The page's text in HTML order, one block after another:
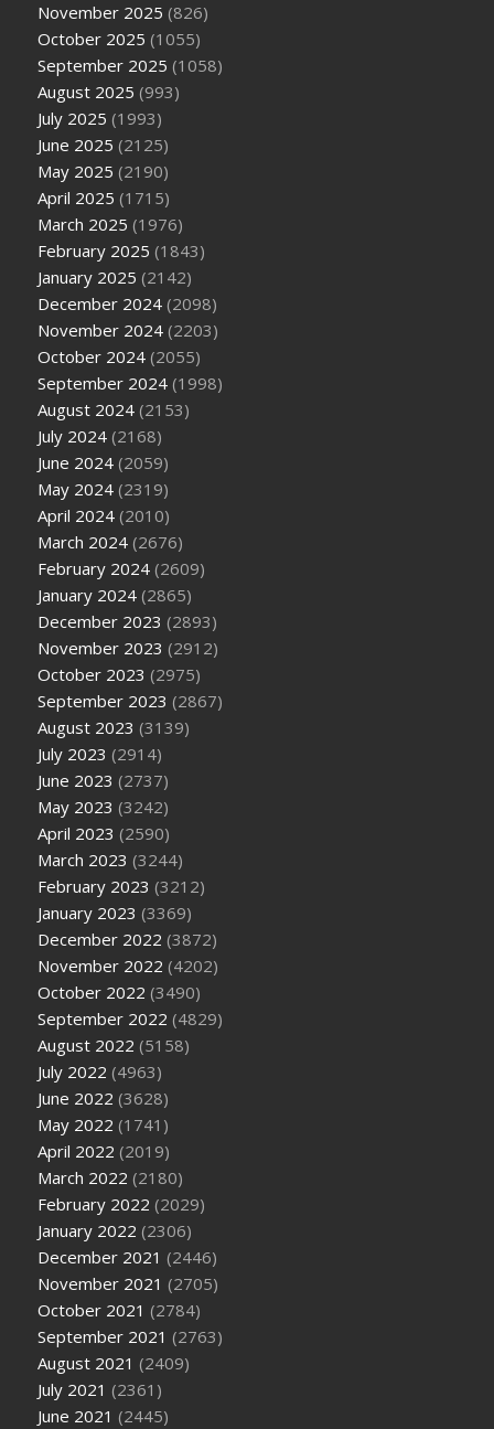
November 2025 (826)
October 2025 (1055)
September 2025 (1058)
August 2025 (993)
July 2025 (1993)
June 2025 (2125)
May 2025 (2190)
April 2025 (1715)
March 2025 (1976)
February 2025 (1843)
January 2025 (2142)
December 2024 (2098)
November 2024 (2203)
October 2024 (2055)
September 2024 (1998)
August 2024 (2153)
July 2024 (2168)
June 2024 (2059)
May 2024 (2319)
April 2024 (2010)
March 2024 (2676)
February 2024 (2609)
January 2024 (2865)
December 2023 (2893)
November 2023 (2912)
October 2023 (2975)
September 2023 (2867)
August 2023 (3139)
July 2023 (2914)
June 2023 (2737)
May 2023 (3242)
April 2023 (2590)
March 2023 (3244)
February 2023 (3212)
January 2023 (3369)
December 2022 (3872)
November 2022 (4202)
October 2022 (3490)
September 2022 (4829)
August 2022 (5158)
July 2022 (4963)
June 2022 (3628)
May 2022 (1741)
April 2022 (2019)
March 2022 (2180)
February 2022 (2029)
January 2022 (2306)
December 2021 (2446)
November 2021 (2705)
October 2021 (2784)
September 2021 (2763)
August 2021 (2409)
July 2021 (2361)
June 2021 (2445)